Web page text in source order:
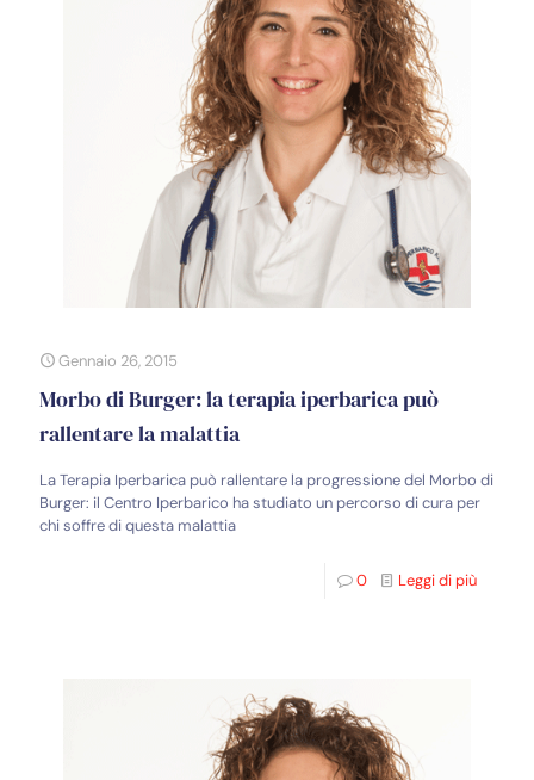
Gennaio 26, 2015
Morbo di Burger: la terapia iperbarica può
rallentare la malattia
La Terapia Iperbarica può rallentare la progressione del Morbo di
Burger: il Centro Iperbarico ha studiato un percorso di cura per
chi soffre di questa malattia
0 Leggi di più